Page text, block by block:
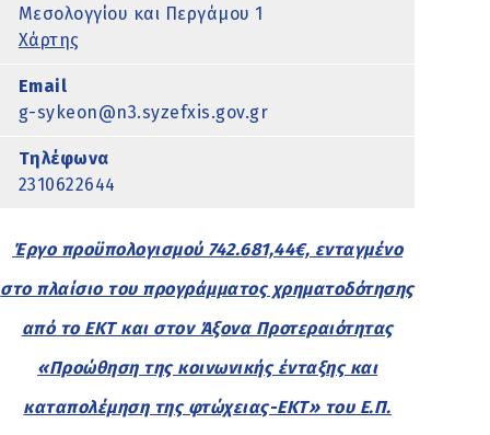
Μεσολογγίου και Περγάμου 1
Χάρτης
Email
g-sykeon@n3.syzefxis.gov.gr
Τηλέφωνα
2310622644
Έργο προϋπολογισμού 742.681,44€, ενταγμένο
στο πλαίσιο του προγράμματος χρηματοδότησης
από το ΕΚΤ και στον Άξονα Προτεραιότητας
«Προώθηση της κοινωνικής ένταξης και
καταπολέμηση της φτώχειας-ΕΚΤ» του Ε.Π.